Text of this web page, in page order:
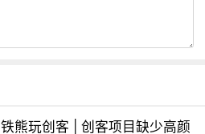
铁熊玩创客 | 创客项目缺少高颜